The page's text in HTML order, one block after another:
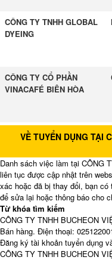
CÔNG TY TNHH GLOBAL
DYEING
CÔNG TY CỔ PHẦN
VINACAFÉ BIÊN HÒA
VỀ TUYỂN DỤNG TẠI
Danh sách việc làm tại CÔNG
liên tục được cập nhật trên
xác hoặc đã bị thay đổi, bạn có
để sửa lại hoặc thông báo cho
Từ khóa tìm kiếm
CÔNG TY TNHH BUCHEON
Bán hàng. Điện thoại:
Đăng ký tài khoản tuyển dụng
CÔNG TY TNHH BUCHEON